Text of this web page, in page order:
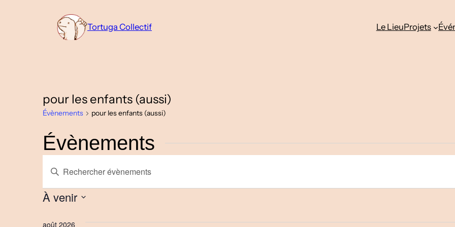
Tortuga Collectif Le LieuProjets
pour les enfants (aussi)
Évènements pour les enfants (aussi)
Évènements
Recherche
et
Saisir
clé.
Évènements
À venir
une
août 2026